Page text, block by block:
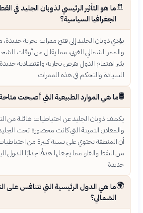
🚢ما هو التأثير الرئيسي لذوبان الجليد في
الجغرافيا السياسية؟
يؤدي ذوبان الجليد إلى فتح ممرات بحرية
والممر الشمالي الغربي، مما يقلل من أوقات
يثير اهتمام الدول بفرص تجارية واقتصادية
السيادة والتحكم في هذه الممرات.
🛢️ما هي الموارد الطبيعية التي أصبحت
يكشف ذوبان الجليد عن احتياطيات هائلة من
والمعادن الثمينة التي كانت محصورة تحت
أن المنطقة تحتوي على نسبة كبيرة من
من النفط والغاز، مما يجعلها هدفًا جذابًا للدول
جديدة.
🌍ما هي الدول الرئيسية التي تتنافس على
الشمالي؟